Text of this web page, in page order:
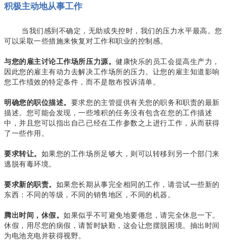
积极主动地从事工作
当我们感到不确定，无助或失控时，我们的压力水平最高。您
可以采取一些措施来恢复对工作和职业的控制感。
与您的雇主讨论工作场所压力源。健康快乐的员工会提高生产力，
因此您的雇主有动力去解决工作场所的压力。让您的雇主知道影响
您工作绩效的特定条件，而不是散布投诉清单。
明确您的职位描述。 要求您的主管提供有关您的职务和职责的最新
描述。您可能会发现，一些堆积的任务没有包含在您的工作描述
中，并且您可以指出自己已经在工作参数之上进行工作，从而获得
了一些作用。
要求转让。 如果您的工作场所足够大，则可以转移到另一个部门来
逃脱有毒环境。
要求新的职责。 如果您长期从事完全相同的工作，请尝试一些新的
东西：不同的等级，不同的销售地区，不同的机器。
腾出时间，休假。如果似乎不可避免地要倦怠，请完全休息一下。
休假，用尽您的病假，请暂时缺勤，这会让您摆脱困境。抽出时间
为电池充电并获得视野。